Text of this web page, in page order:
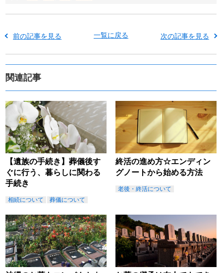
前の記事を見る 一覧に戻る 次の記事を見る
関連記事
【遺族の手続き】葬儀後す
ぐに行う、暮らしに関わる
手続き
相続について 葬儀について
終活の進め方☆エンディン
グノートから始める方法
老後・終活について